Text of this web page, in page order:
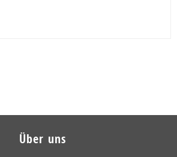
Über uns